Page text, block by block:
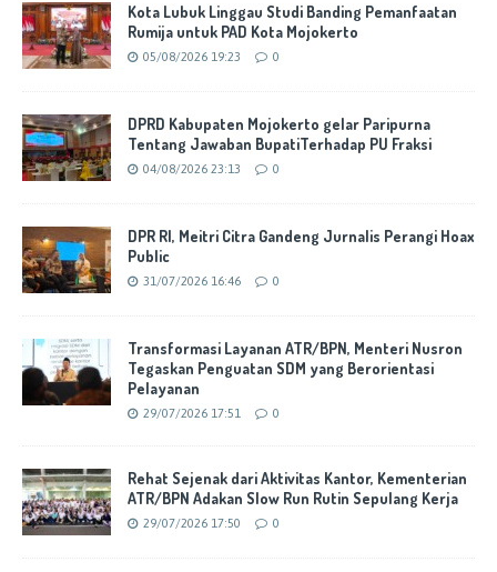
Kota Lubuk Linggau Studi Banding Pemanfaatan
Rumija untuk PAD Kota Mojokerto
05/08/2026 19:23 0
DPRD Kabupaten Mojokerto gelar Paripurna
Tentang Jawaban BupatiTerhadap PU Fraksi
04/08/2026 23:13 0
DPR RI, Meitri Citra Gandeng Jurnalis Perangi Hoax
Public
31/07/2026 16:46 0
Transformasi Layanan ATR/BPN, Menteri Nusron
Tegaskan Penguatan SDM yang Berorientasi
Pelayanan
29/07/2026 17:51 0
Rehat Sejenak dari Aktivitas Kantor, Kementerian
ATR/BPN Adakan Slow Run Rutin Sepulang Kerja
29/07/2026 17:50 0